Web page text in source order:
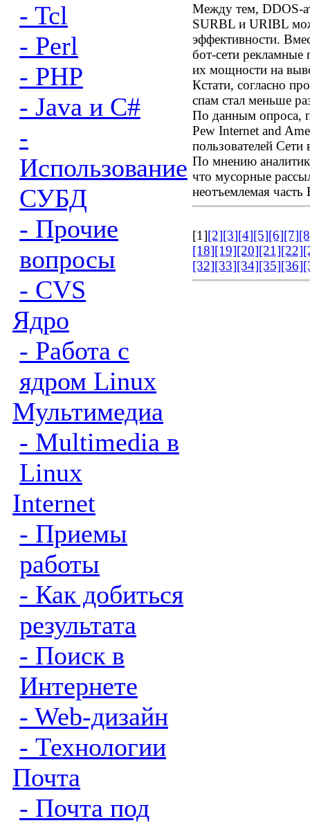
- Tcl
- Perl
- PHP
- Java и C#
-
Использование
СУБД
- Прочие
вопросы
- CVS
Ядро
- Работа с
ядром Linux
Мультимедиа
- Multimedia в
Linux
Internet
- Приемы
работы
- Как добиться
результата
- Поиск в
Интернете
- Web-дизайн
- Технологии
Почта
- Почта под
Между тем, DDOS-
SURBL и URIBL
эффективности.
бот-сети
их мощности на
Кстати, согласно
спам стал меньше
По данным опроса,
Pew Internet and
пользователей
По мнению
что мусорные
неотъемлемая
[1][2][3][4][5][6][7]
[18][19][20][21][22]
[32][33][34][35][36]